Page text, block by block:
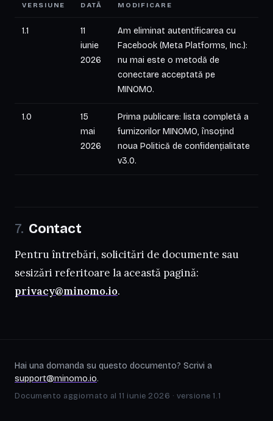
VERSIUNE DATĂ MODIFICARE
1.1
11
iunie
2026
Am eliminat autentificarea cu
Facebook (Meta Platforms, Inc.):
nu mai este o metodă de
conectare acceptată pe
MINOMO.
1.0
15
mai
2026
Prima publicare: lista completă a
furnizorilor MINOMO, însoțind
noua Politică de confidențialitate
v3.0.
Contact
Pentru întrebări, solicitări de documente sau
sesizări referitoare la această pagină:
privacy@minomo.io.
Hai una domanda su questo documento? Scrivi a
support@minomo.io.
Documento aggiornato al 11 iunie 2026 · versione 1.1